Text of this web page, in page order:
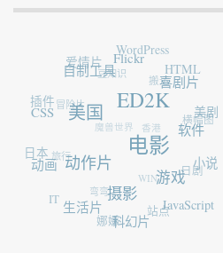
电影
ED2K
美国
动作片
摄影
游戏
软件
喜剧片
Flickr
自制工具
CSS
动画
生活片
科幻片
JavaScript
小说
美剧
HTML
WordPress
爱情片
插件
日本
IT
娜娜
站点
日剧
横幅图
搬运
豆知识
冒险片
旅行
弯弯
WIN7
香港
魔兽世界